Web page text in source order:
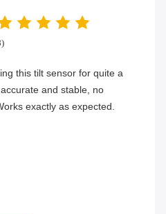
this tilt sensor for quite a
and stable, no
exactly as expected.